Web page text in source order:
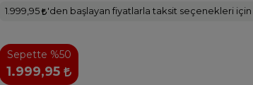
1.999,95 'den başlayan fiyatlarla taksit seçenekleri için
Sepette %50
1.999,95